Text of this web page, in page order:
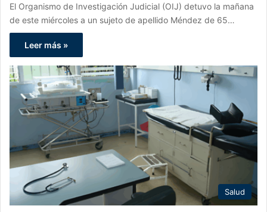
El Organismo de Investigación Judicial (OIJ) detuvo la mañana
de este miércoles a un sujeto de apellido Méndez de 65…
Leer más »
Salud